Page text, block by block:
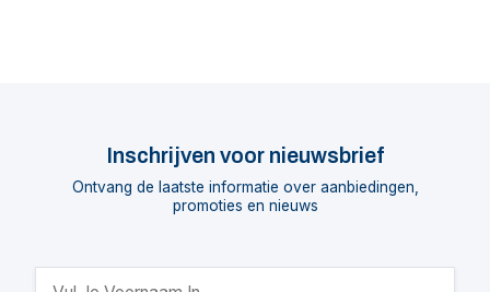
Inschrijven voor nieuwsbrief
Ontvang de laatste informatie over aanbiedingen,
promoties en nieuws